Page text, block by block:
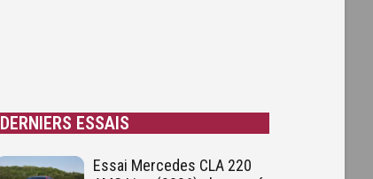
DERNIERS ESSAIS
Essai Mercedes CLA 220